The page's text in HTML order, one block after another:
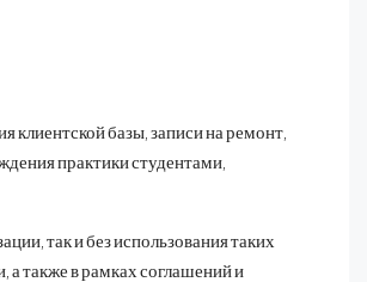
клиентской базы, записи на ремонт,
практики студентами,
так и без использования таких
также в рамках соглашений и